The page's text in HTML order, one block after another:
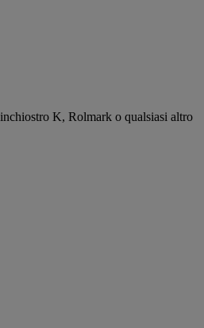
K, Rolmark o qualsiasi altro